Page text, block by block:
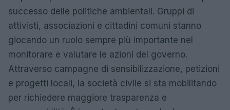
successo delle politiche ambientali. Gruppi di
attivisti, associazioni e cittadini comuni stanno
giocando un ruolo sempre più importante nel
monitorare e valutare le azioni del governo.
Attraverso campagne di sensibilizzazione, petizioni
e progetti locali, la società civile si sta mobilitando
per richiedere maggiore trasparenza e